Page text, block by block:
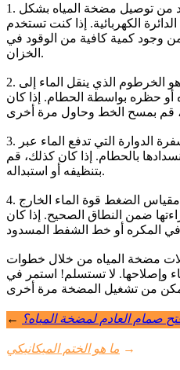
1. تحقق من مصدر الطاقة: تأكد من توصيل مضخة المياه بشكل
الكهربائية. إذا كنت تستخدم
وجود كمية كافية من الوقود في
الخزان.
2. افحص خط الشفط: خط الشفط هو الخرطوم الذي ينقل الماء إلى
أو حظره بواسطة الحطام. إذا كان
3. افحص المكره: المكره هو الشفرة الدوارة التي تدفع الماء عبر
بالحطام. إذا كان كذلك، قم
بتنظيفه أو استبداله.
4. تحقق من مقياس الضغط: يقيس مقياس الضغط قوة الماء الخارج
ضمن النطاق الصحيح. إذا كان
مضخة المياه من خلال خطوات
وإصلاحها. لا تستسلم! استمر في
← صمام العادم لمضخة المياه؟
ما هو الختم الميكانيكي →